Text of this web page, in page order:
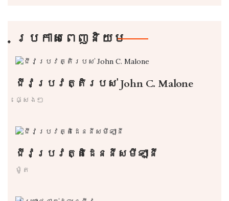
ប្រកាសពេញនិយម
ជីវប្រវត្តិរបស់ John C. Malone
ផ្សេងៗ
ជីវប្រវត្តិដេននីសមីឡានី
ម៉ូត